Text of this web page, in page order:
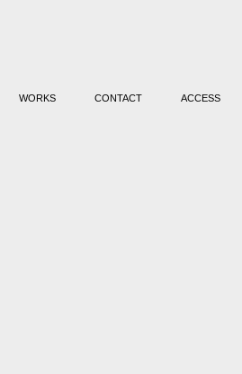
WORKS CONTACT ACCESS